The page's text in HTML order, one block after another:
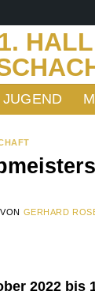
1.
JUGEND
VON GERHARD
2022 bis